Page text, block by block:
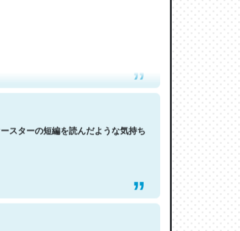
思う。英語少しでも読める人は原文
Then Covid hit. Shit.
スターの短編を読んだような気持ち